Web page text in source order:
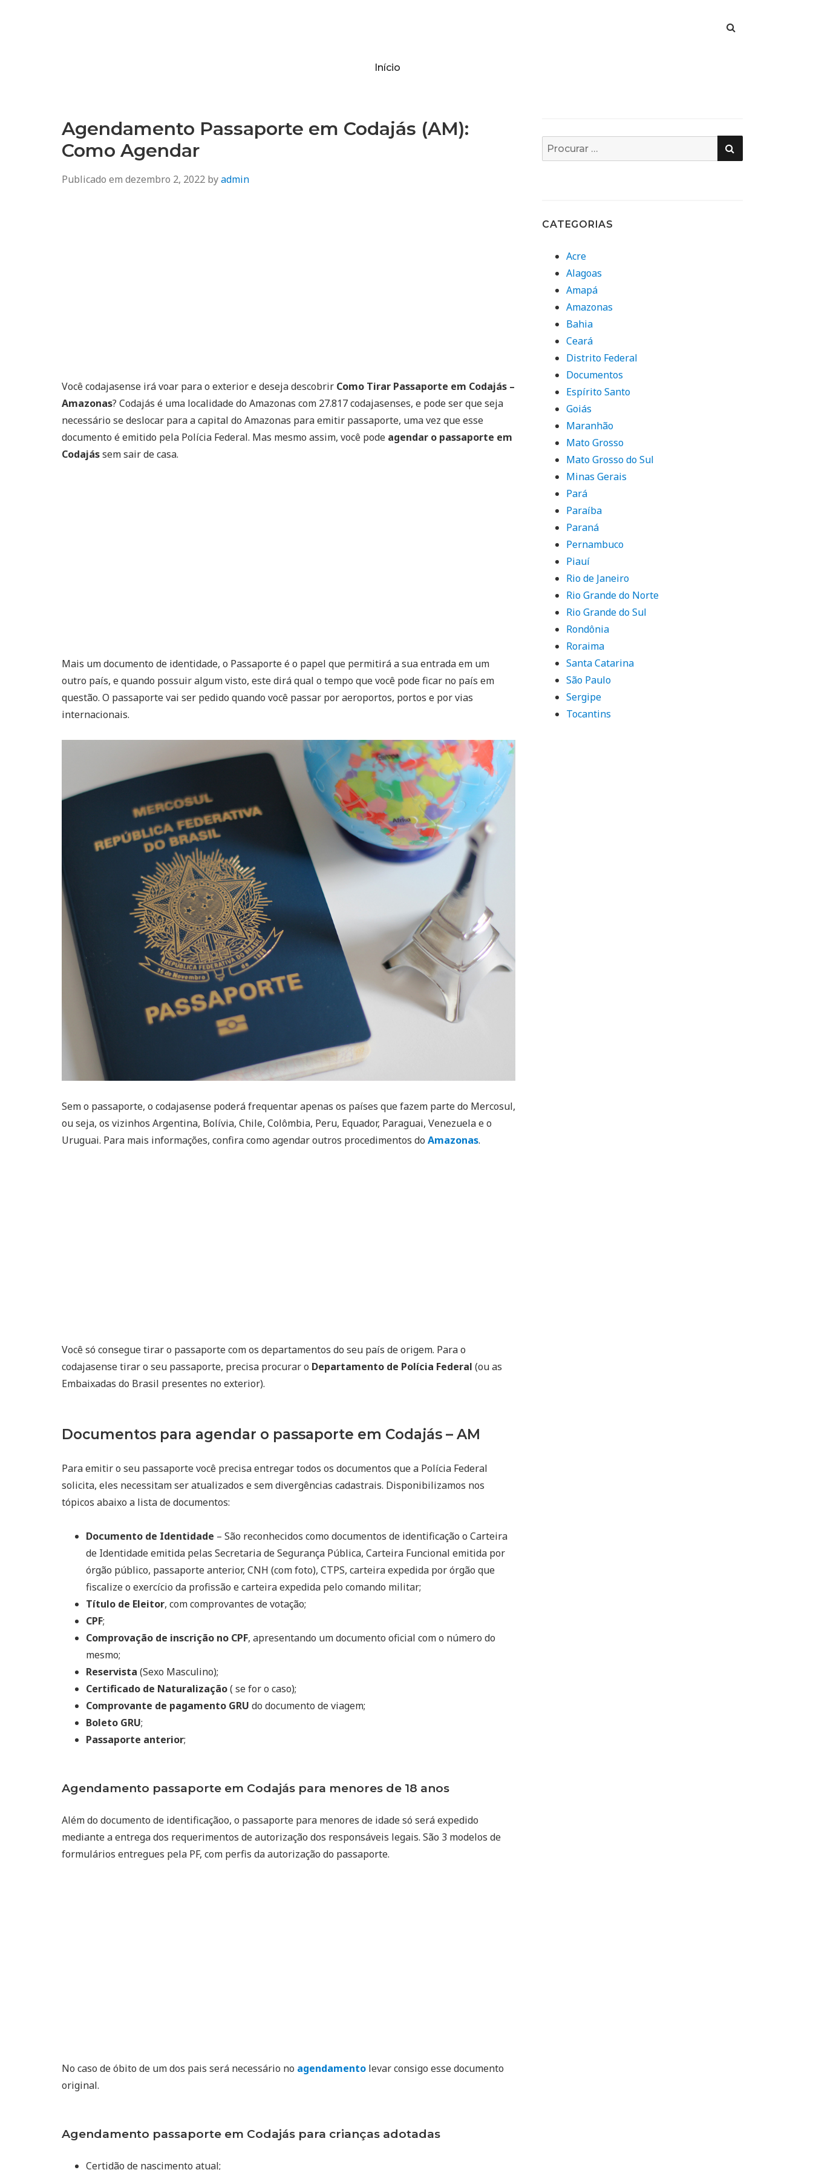
Início
Agendamento Passaporte em Codajás (AM):
Como Agendar
Publicado em dezembro 2, 2022 byadmin
Você codajasense irá voar para o exterior e deseja descobrir Como Tirar Passaporte em Codajás –
Amazonas? Codajás é uma localidade do Amazonas com 27.817 codajasenses, e pode ser que seja
necessário se deslocar para a capital do Amazonas para emitir passaporte, uma vez que esse
documento é emitido pela Polícia Federal. Mas mesmo assim, você pode agendar o passaporte em
Codajássem sair de casa.
Mais um documento de identidade, o Passaporte é o papel que permitirá a sua entrada em um
outro país, e quando possuir algum visto, este dirá qual o tempo que você pode ficar no país em
questão. O passaporte vai ser pedido quando você passar por aeroportos, portos e por vias
internacionais.
Sem o passaporte, o codajasense poderá frequentar apenas os países que fazem parte do Mercosul,
ou seja, os vizinhos Argentina, Bolívia, Chile, Colômbia, Peru, Equador, Paraguai, Venezuela e o
Uruguai. Para mais informações, confira como agendar outros procedimentos do Amazonas.
Você só consegue tirar o passaporte com os departamentos do seu país de origem. Para o
codajasense tirar o seu passaporte, precisa procurar o Departamento de Polícia Federal (ou as
Embaixadas do Brasil presentes no exterior).
Documentos para agendar o passaporte em Codajás – AM
Para emitir o seu passaporte você precisa entregar todos os documentos que a Polícia Federal
solicita, eles necessitam ser atualizados e sem divergências cadastrais. Disponibilizamos nos
tópicos abaixo a lista de documentos:
Documento de Identidade – São reconhecidos como documentos de identificação o Carteira
de Identidade emitida pelas Secretaria de Segurança Pública, Carteira Funcional emitida por
órgão público, passaporte anterior, CNH (com foto), CTPS, carteira expedida por órgão que
fiscalize o exercício da profissão e carteira expedida pelo comando militar;
Título de Eleitor, com comprovantes de votação;
CPF;
Comprovação de inscrição no CPF, apresentando um documento oficial com o número do
mesmo;
Reservista (Sexo Masculino);
Certificado de Naturalização( se for o caso);
Comprovante de pagamento GRU do documento de viagem;
Boleto GRU;
Passaporte anterior;
Agendamento passaporte em Codajás para menores de 18 anos
Além do documento de identificaçãoo, o passaporte para menores de idade só será expedido
mediante a entrega dos requerimentos de autorização dos responsáveis legais. São 3 modelos de
formulários entregues pela PF, com perfis da autorização do passaporte.
No caso de óbito de um dos pais será necessário no agendamento levar consigo esse documento
original.
Agendamento passaporte em Codajás para crianças adotadas
Certidão de nascimento atual;
Busca
por:
PESQUISA
CATEGORIAS
Acre
Alagoas
Amapá
Amazonas
Bahia
Ceará
Distrito Federal
Documentos
Espírito Santo
Goiás
Maranhão
Mato Grosso
Mato Grosso do Sul
Minas Gerais
Pará
Paraíba
Paraná
Pernambuco
Piauí
Rio de Janeiro
Rio Grande do Norte
Rio Grande do Sul
Rondônia
Roraima
Santa Catarina
São Paulo
Sergipe
Tocantins